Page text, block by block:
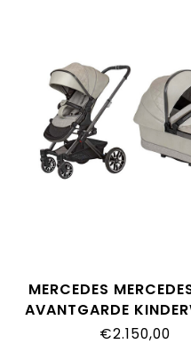
MERCEDES
AVANTGARDE
BEIGE
€2.150,00